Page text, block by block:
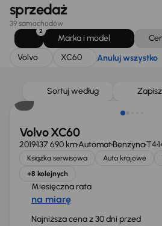
sprzedaż
39 samochodów
2
Marka i model
Volvo
XC60 Anuluj wszystko
Sortuj według
Taniej o 5 000 zł
Volvo XC60
2019137 690 kmAutomatBenzynaT4
Książka serwisowa Auta krajowe
+8 kolejnych
Miesięczna rata
na miarę
Najniższa cena z 30 dni przed